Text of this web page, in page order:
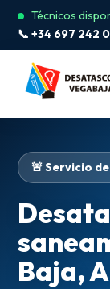
Técnicos
📞 +34 697 242
🚨 Servicio
Baja,